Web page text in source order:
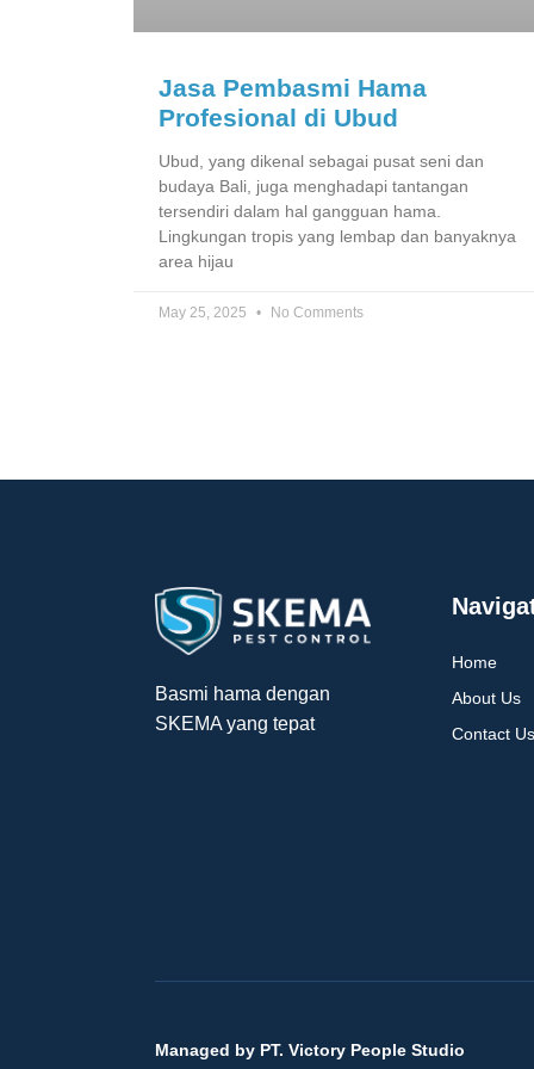
Jasa Pembasmi Hama
Profesional di Ubud
Ubud, yang dikenal sebagai pusat seni dan
budaya Bali, juga menghadapi tantangan
tersendiri dalam hal gangguan hama.
Lingkungan tropis yang lembap dan banyaknya
area hijau
May 25, 2025 No Comments
Basmi hama dengan
SKEMA yang tepat
Home
About Us
Contact
Managed by PT. Victory People Studio